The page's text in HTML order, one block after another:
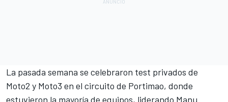
La pasada semana se celebraron test privados de
Moto2 y Moto3 en el circuito de Portimao, donde
estuvieron la mayoría de equipos, liderando Manu